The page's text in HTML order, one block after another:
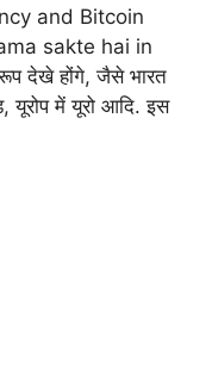
and Bitcoin
sakte hai in
देखे होंगे, जैसे भारत
यूरोप में यूरो आदि. इस